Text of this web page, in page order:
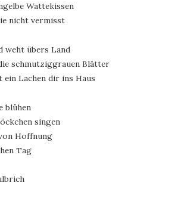
Wattekissen
nicht vermisst
weht übers Land
schmutziggrauen Blätter
Lachen dir ins Haus
blühen
singen
Hoffnung
Tag